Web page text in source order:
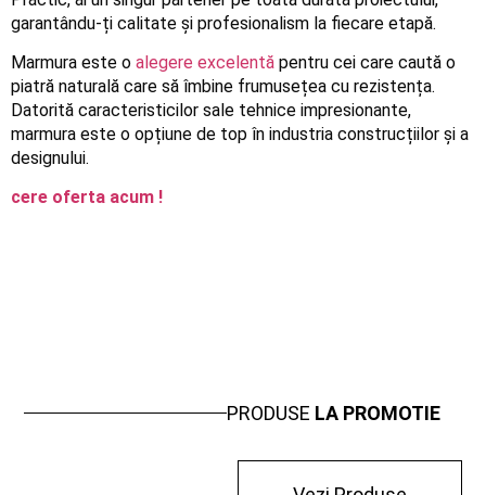
garantându-ți calitate și profesionalism la fiecare etapă.
Marmura este o alegere excelentă pentru cei care caută o
piatră naturală care să îmbine frumusețea cu rezistența.
Datorită caracteristicilor sale tehnice impresionante,
marmura este o opțiune de top în industria construcțiilor și a
designului.
cere oferta acum !
PRODUSE LA PROMOTIE